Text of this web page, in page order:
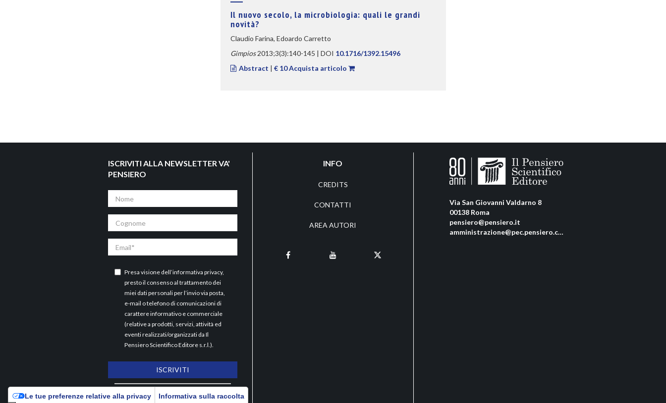
Il nuovo secolo, la microbiologia: quali le grandi
novità?
Claudio Farina, Edoardo Carretto
Gimpios2013;3(3):140-145 | DOI 10.1716/1392.15496
Abstract | € 10 Acquista articolo
ISCRIVITI ALLA NEWSLETTER VA'
PENSIERO
Presa visione dell’informativa privacy,
presto il consenso al trattamento dei
miei dati personali per l’invio via posta,
e-mail o telefono di comunicazioni di
carattere informativo e commerciale
(relative a prodotti, servizi, attività ed
eventi realizzati/organizzati da Il
Pensiero Scientifico Editore s.r.l.).
ISCRIVITI
ARCHIVIO
INFO
CREDITS
CONTATTI
AREA AUTORI
Via San Giovanni Valdarno 8
00138 Roma
pensiero@pensiero.it
amministrazione@pec.pensiero.com
Le tue preferenze relative alla privacy Informativa sulla raccolta